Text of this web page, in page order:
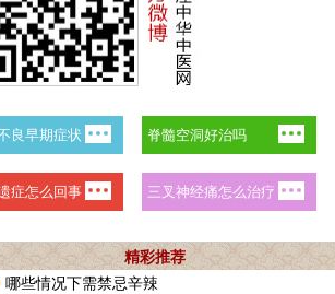
精彩推荐
哪些情况下需禁忌辛辣